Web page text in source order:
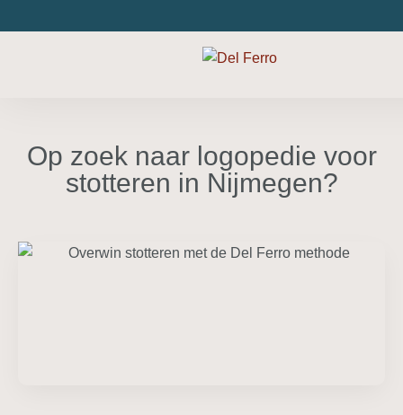
Op zoek naar logopedie voor
stotteren in Nijmegen?